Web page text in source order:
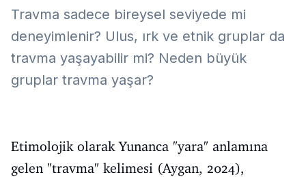
Travma sadece bireysel seviyede mi
deneyimlenir? Ulus, ırk ve etnik gruplar da
travma yaşayabilir mi? Neden büyük
gruplar travma yaşar?
Etimolojik olarak Yunanca "yara" anlamına
gelen "travma" kelimesi (Aygan, 2024),